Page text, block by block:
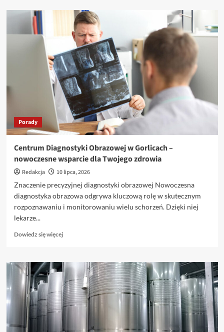
o
Profesjonalna
diagnostyka
obrazowa
Gorlicach
–
dlaczego
warto?
Porady
Centrum Diagnostyki Obrazowej w Gorlicach –
nowoczesne wsparcie dla Twojego zdrowia
Redakcja
10 lipca, 2026
Znaczenie precyzyjnej diagnostyki obrazowej Nowoczesna
diagnostyka obrazowa odgrywa kluczową rolę w skutecznym
rozpoznawaniu i monitorowaniu wielu schorzeń. Dzięki niej
lekarze...
Dowiedz się więcejDowiedz
o
Centrum
Diagnostyki
Obrazowej
w
Gorlicach
nowoczesne